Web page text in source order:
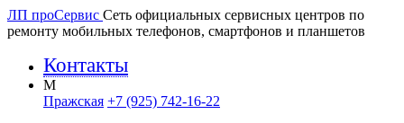
ЛП проСервис Сеть официальных сервисных центров по
ремонту мобильных телефонов, смартфонов и планшетов
Контакты
M
Пражская +7 (925) 742-16-22